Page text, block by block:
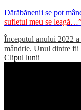
Dărăbănenii se pot
sufletul meu se
Începutul anului 2022
mândrie. Unul dintre fii
Clipul lunii